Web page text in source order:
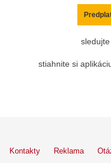
stiahnite si
Kontakty Reklama